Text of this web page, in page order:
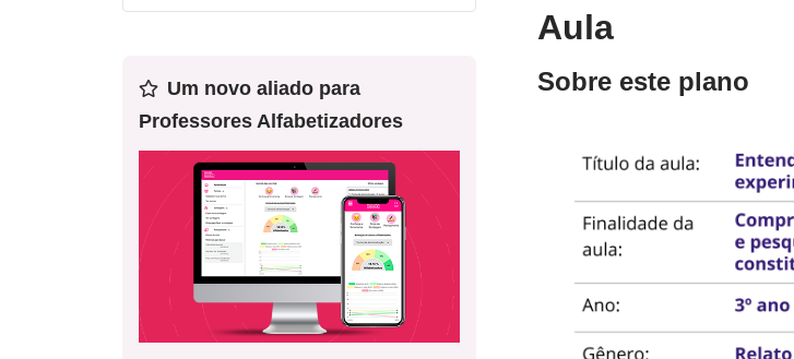
Um novo aliado para
Professores Alfabetizadores
Aula
Sobre este plano